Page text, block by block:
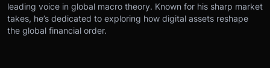
leading voice in global macro theory. Known for his sharp market
takes, he’s dedicated to exploring how digital assets reshape
the global financial order.